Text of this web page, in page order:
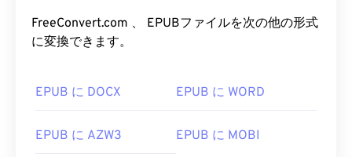
FreeConvert.com 、 EPUBファイルを次の他の形式
に変換できます。
EPUB に DOCX EPUB に WORD
EPUB に AZW3 EPUB に MOBI